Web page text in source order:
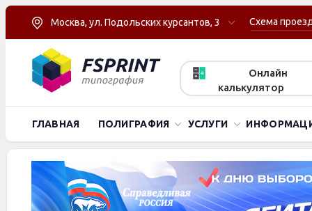
Москва, ул. Подольских курсантов, 3 Схема
Онлайн
калькулятор
ГЛАВНАЯ ПОЛИГРАФИЯ УСЛУГИ